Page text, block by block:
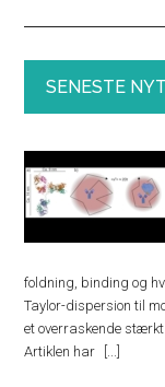
SENESTE
foldning, binding og
Taylor-dispersion til
et overraskende
Artiklen har